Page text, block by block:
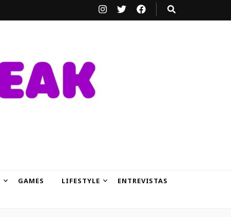
GAMES LIFESTYLE
ENTREVISTAS